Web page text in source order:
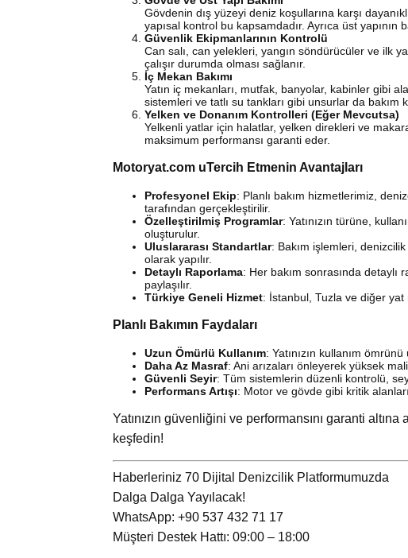
Gövdenin dış yüzeyi deniz koşullarına karşı
yapısal kontrol bu kapsamdadır. Ayrıca üst yapının
Güvenlik Ekipmanlarının Kontrolü
Can salı, can yelekleri, yangın söndürücüler ve ilk
çalışır durumda olması sağlanır.
İç Mekan Bakımı
Yatın iç mekanları, mutfak, banyolar, kabinler gibi
sistemleri ve tatlı su tankları gibi unsurlar da bakım
Yelken ve Donanım Kontrolleri (Eğer Mevcutsa)
Yelkenli yatlar için halatlar, yelken direkleri ve
maksimum performansı garanti eder.
Motoryat.com uTercih Etmenin Avantajları
Profesyonel Ekip: Planlı bakım hizmetlerimiz,
tarafından gerçekleştirilir.
Özelleştirilmiş Programlar: Yatınızın türüne,
oluşturulur.
Uluslararası Standartlar: Bakım işlemleri,
olarak yapılır.
Detaylı Raporlama: Her bakım sonrasında detaylı
paylaşılır.
Türkiye Geneli Hizmet: İstanbul, Tuzla ve diğer yat
Planlı Bakımın Faydaları
Uzun Ömürlü Kullanım: Yatınızın kullanım
Daha Az Masraf: Ani arızaları önleyerek yüksek
Güvenli Seyir: Tüm sistemlerin düzenli kontrolü,
Performans Artışı: Motor ve gövde gibi kritik
Yatınızın güvenliğini ve performansını garanti
keşfedin!
Haberleriniz 70 Dijital Denizcilik Platformumuzda
Dalga Dalga Yayılacak!
WhatsApp: +90 537 432 71 17
Müşteri Destek Hattı: 09:00 – 18:00